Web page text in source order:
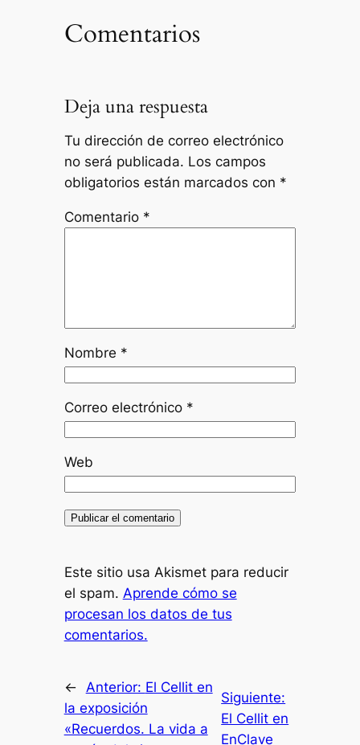
Comentarios
Deja una respuesta
Tu dirección de correo electrónico
no será publicada. Los campos
obligatorios están marcados con *
Comentario *
Nombre *
Correo electrónico *
Web
Este sitio usa Akismet para reducir
el spam. Aprende cómo se
procesan los datos de tus
comentarios.
← Anterior: El Cellit en
la exposición
«Recuerdos. La vida a
Siguiente:
El Cellit en
EnClave